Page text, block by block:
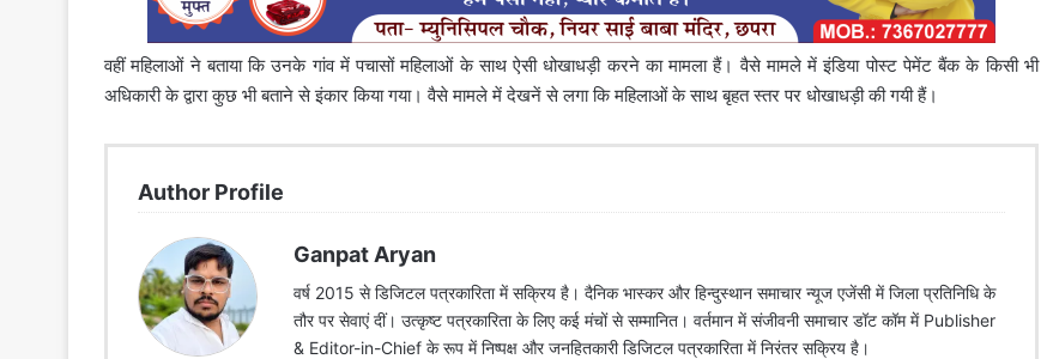
वहीं महिलाओं ने बताया कि उनके गांव में पचासों महिलाओं के साथ ऐसी धोखाधड़ी करने का मामला हैं। वैसे मामले में इंडिया पोस्ट पेमेंट बैंक के किसी भी
अधिकारी के द्वारा कुछ भी बताने से इंकार किया गया। वैसे मामले में देखनें से लगा कि महिलाओं के साथ बृहत स्तर पर धोखाधड़ी की गयी हैं।
Author Profile
Ganpat Aryan
वर्ष 2015 से डिजिटल पत्रकारिता में सक्रिय है। दैनिक भास्कर और हिन्दुस्थान समाचार न्यूज एजेंसी में जिला प्रतिनिधि के
तौर पर सेवाएं दीं। उत्कृष्ट पत्रकारिता के लिए कई मंचों से सम्मानित। वर्तमान में संजीवनी समाचार डॉट कॉम में Publisher
& Editor-in-Chief के रूप में निष्पक्ष और जनहितकारी डिजिटल पत्रकारिता में निरंतर सक्रिय है।